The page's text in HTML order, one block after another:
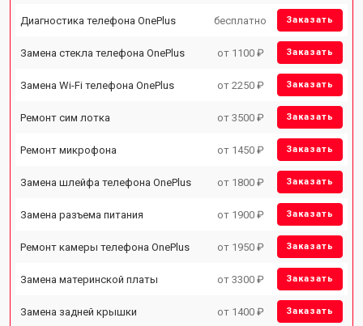
Диагностика телефона OnePlus бесплатно Заказать
Замена стекла телефона OnePlus от 1100 ₽ Заказать
Замена Wi-Fi телефона OnePlus от 2250 ₽ Заказать
Ремонт сим лотка от 3500 ₽ Заказать
Ремонт микрофона от 1450 ₽ Заказать
Замена шлейфа телефона OnePlus от 1800 ₽ Заказать
Замена разъема питания от 1900 ₽ Заказать
Ремонт камеры телефона OnePlus от 1950 ₽ Заказать
Замена материнской платы от 3300 ₽ Заказать
Замена задней крышки от 1400 ₽ Заказать